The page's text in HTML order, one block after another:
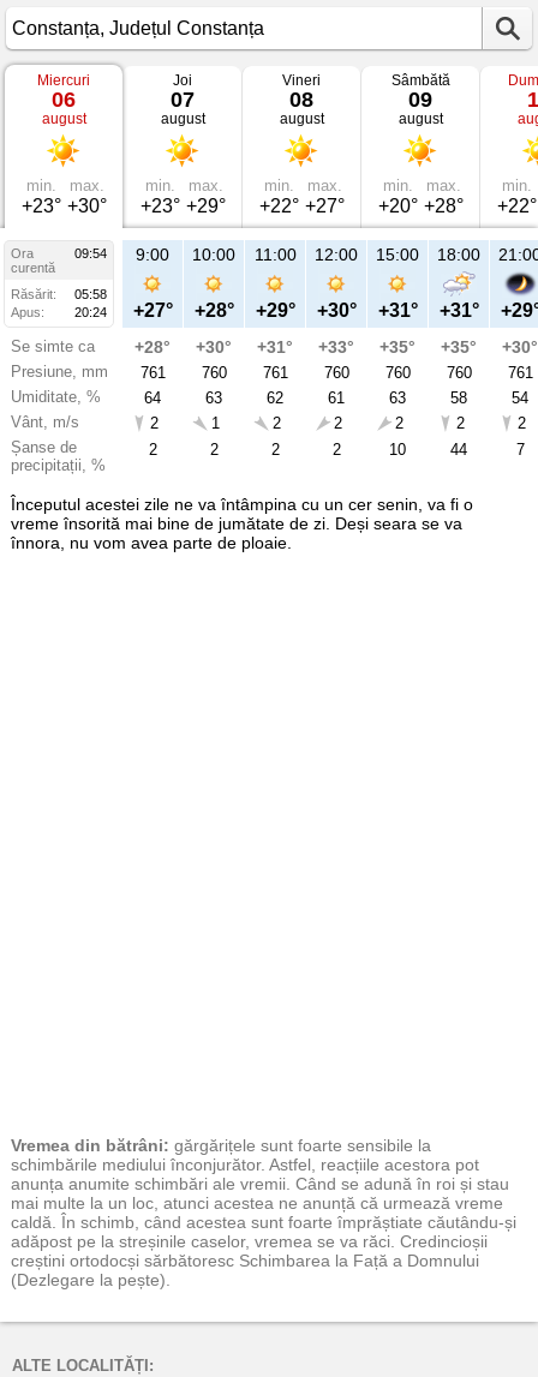
Vremea
Constanța
august
2025
Județul
Constanța
Miercuri
06
august
min.
+23°
max.
+30°
Joi
07
august
min.
+23°
max.
+29°
Vineri
08
august
min.
+22°
max.
+27°
Sâmbătă
09
august
min.
+20°
max.
+28°
min.
+22°
Ora
09:54
curentă
Răsărit:
05:58
Apus:
20:24
Se simte ca
Presiune, mm
Umiditate, %
Vânt, m/s
Șanse de
precipitații, %
9:00
+27°
+28°
761
64
2
2
10:00
+28°
+30°
760
63
1
2
11:00
+29°
+31°
761
62
2
2
12:00
+30°
+33°
760
61
2
2
15:00
+31°
+35°
760
63
2
10
18:00
+31°
+35°
760
58
2
44
+30°
761
54
2
7
Începutul acestei zile ne va întâmpina cu un cer senin, va fi o
vreme însorită mai bine de jumătate de zi. Deși seara se va
înnora, nu vom avea parte de ploaie.
Vremea din bătrâni: gărgărițele sunt foarte sensibile la
schimbările mediului înconjurător. Astfel, reacțiile acestora pot
anunța anumite schimbări ale vremii. Când se adună în roi și stau
mai multe la un loc, atunci acestea ne anunță că urmează vreme
caldă. În schimb, când acestea sunt foarte împrăștiate căutându-și
adăpost pe la streșinile caselor, vremea se va răci. Credincioșii
creștini ortodocși sărbătoresc Schimbarea la Față a Domnului
(Dezlegare la pește).
ALTE LOCALITĂȚI: